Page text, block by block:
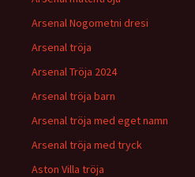
Arsenal Nogometni dresi
Arsenal tröja
Arsenal Tröja 2024
Arsenal tröja barn
Arsenal tröja med eget namn
Arsenal tröja med tryck
Aston Villa tröja